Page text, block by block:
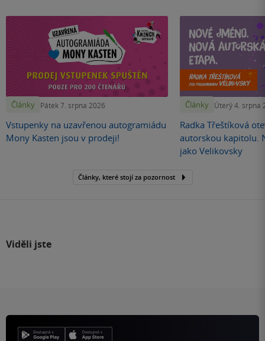
Články Pátek 7. srpna 2026
Vstupenky na uzavřenou autogramiádu
Mony Kasten jsou v prodeji!
Články Úterý 4. srpna
Radka Třeštíková
autorskou kapitolu.
jako Velikovsky
Články, které stojí za pozornost
Viděli jste